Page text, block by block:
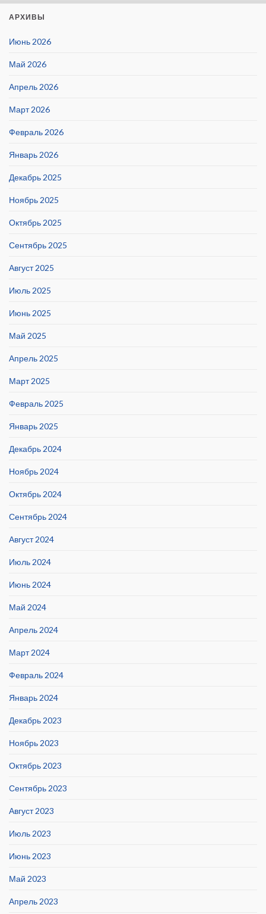
АРХИВЫ
Июнь 2026
Май 2026
Апрель 2026
Март 2026
Февраль 2026
Январь 2026
Декабрь 2025
Ноябрь 2025
Октябрь 2025
Сентябрь 2025
Август 2025
Июль 2025
Июнь 2025
Май 2025
Апрель 2025
Март 2025
Февраль 2025
Январь 2025
Декабрь 2024
Ноябрь 2024
Октябрь 2024
Сентябрь 2024
Август 2024
Июль 2024
Июнь 2024
Май 2024
Апрель 2024
Март 2024
Февраль 2024
Январь 2024
Декабрь 2023
Ноябрь 2023
Октябрь 2023
Сентябрь 2023
Август 2023
Июль 2023
Июнь 2023
Май 2023
Апрель 2023